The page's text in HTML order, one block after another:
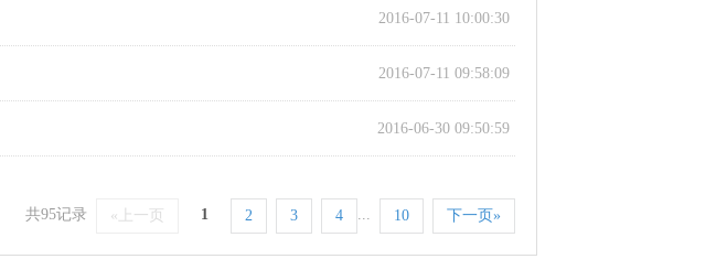
2016-07-11 10:00:30
2016-07-11 09:58:09
2016-06-30 09:50:59
共95记录 «上一页 1 2 3 4 ... 10 下一页»